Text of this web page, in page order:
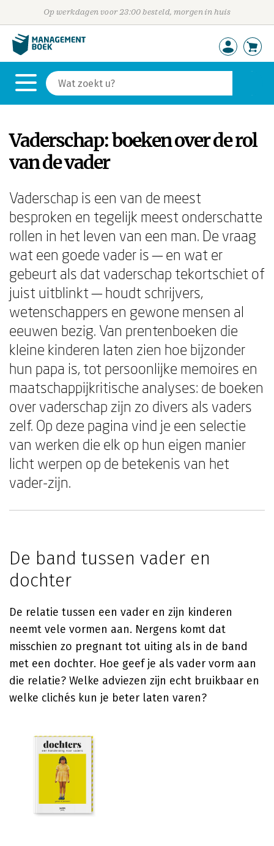
Op werkdagen voor 23:00 besteld, morgen in huis
Vaderschap: boeken over de rol
van de vader
Vaderschap is een van de meest
besproken en tegelijk meest onderschatte
rollen in het leven van een man. De vraag
wat een goede vader is — en wat er
gebeurt als dat vaderschap tekortschiet of
juist uitblinkt — houdt schrijvers,
wetenschappers en gewone mensen al
eeuwen bezig. Van prentenboeken die
kleine kinderen laten zien hoe bijzonder
hun papa is, tot persoonlijke memoires en
maatschappijkritische analyses: de boeken
over vaderschap zijn zo divers als vaders
zelf. Op deze pagina vind je een selectie
van werken die elk op hun eigen manier
licht werpen op de betekenis van het
vader-zijn.
De band tussen vader en
dochter
De relatie tussen een vader en zijn kinderen
neemt vele vormen aan. Nergens komt dat
misschien zo pregnant tot uiting als in de band
met een dochter. Hoe geef je als vader vorm aan
die relatie? Welke adviezen zijn echt bruikbaar en
welke clichés kun je beter laten varen?